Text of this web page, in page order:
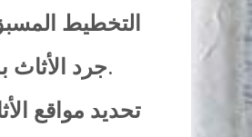
التخطيط
جرد الأثاثقم بإعداد قائمة تفصيلية بجميع قطع الأثاث التي سيتم نقلها لتسهيل عملية التقدير والتغليف.
تحديد مواقع